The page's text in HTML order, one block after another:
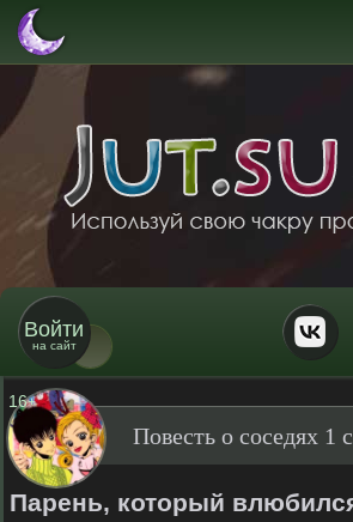
Войти
на сайт
16+
Повесть о соседях 1
Парень, который